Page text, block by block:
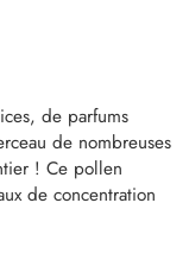
de parfums
de nombreuses
! Ce pollen
de concentration